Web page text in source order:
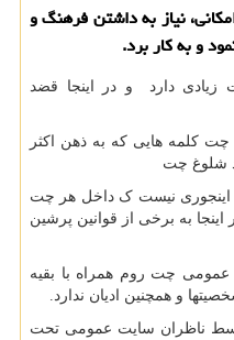
نیاز به داشتن فرهنگ و
و به كار برد.
زیادی دارد و در اینجا قضد
چت کلمه هایی که به ذهن اکثر
شلوغ چت
اینجوری نیست ک داخل هر چت
به برخی از قوانین پرشین
عمومی چت روم همراه با بقیه
و همچنین ادیان ندارد.
ناظران سایت عمومی تحت